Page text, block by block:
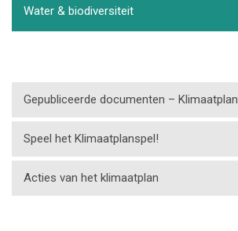
Water & biodiversiteit
Gepubliceerde documenten – Klimaatplan
Speel het Klimaatplanspel!
Acties van het klimaatplan